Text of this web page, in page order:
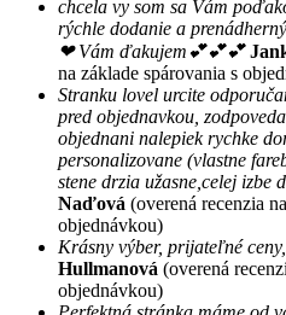
chcela vy som sa Vám
rýchle dodanie a
❤ Vám ďakujem💕💕💕
na základe spárovania s
Stranku lovel urcite
pred objednavkou,
objednani nalepiek rychke
personalizovane (vlastne
stene drzia užasne,celej izbe
Naďová (overená recenzia
objednávkou)
Krásny výber, prijateľné
Hullmanová (overená
objednávkou)